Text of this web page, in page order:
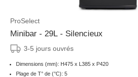
ProSelect
Minibar - 29L - Silencieux
3-5 jours ouvrés
Dimensions (mm): H475 x L385 x P420
Plage de T° de (°C): 5